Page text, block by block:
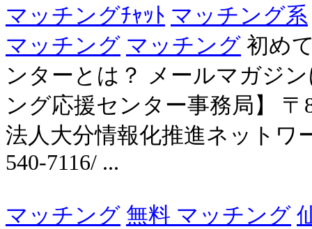
マッチングﾁｬｯﾄ マッチング系
マッチング マッチング 初め
ンターとは？ メールマガジ
ング応援センター事務局】 〒
法人大分情報化推進ネットワ
540-7116/ ...
マッチング 無料 マッチング